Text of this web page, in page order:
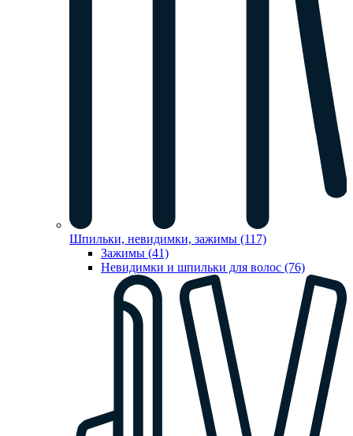
Шпильки, невидимки, зажимы (117)
Зажимы (41)
Невидимки и шпильки для волос (76)